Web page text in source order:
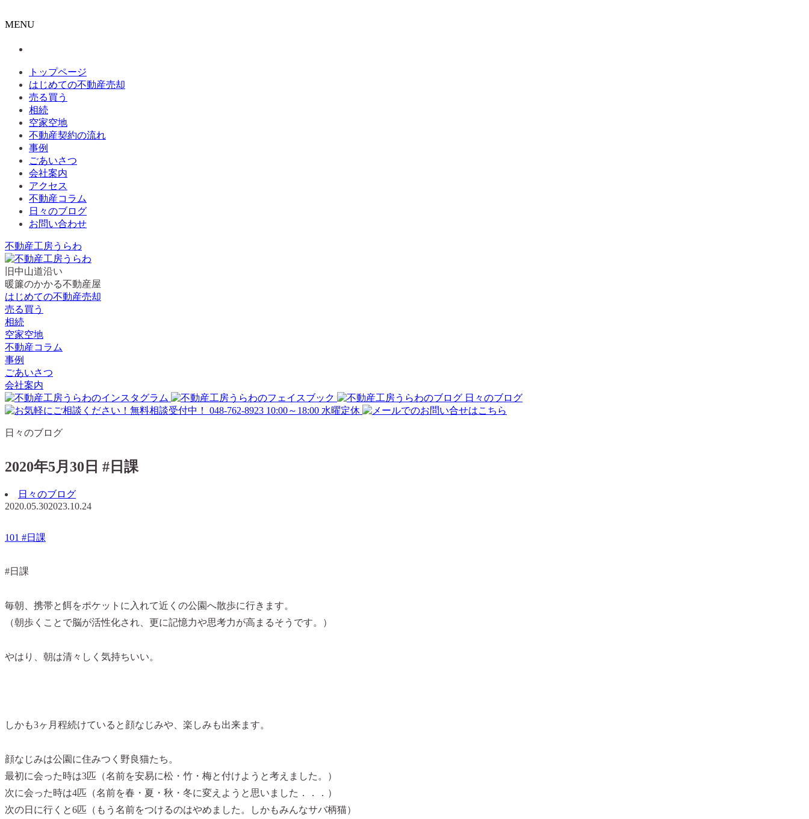
MENU
トップページ
はじめての不動産売却
売る買う
相続
空家空地
不動産契約の流れ
事例
ごあいさつ
会社案内
アクセス
不動産コラム
日々のブログ
お問い合わせ
不動産工房うらわ
旧中山道沿い
暖簾のかかる不動産屋
はじめての不動産売却
売る買う
相続
空家空地
不動産コラム
事例
ごあいさつ
会社案内
日々のブログ
2020年5月30日 #日課
日々のブログ
2020.05.302023.10.24
101 #日課
#日課
毎朝、携帯と餌をポケットに入れて近くの公園へ散歩に行きます。
（朝歩くことで脳が活性化され、更に記憶力や思考力が高まるそうです。）
やはり、朝は清々しく気持ちいい。
しかも3ヶ月程続けていると顔なじみや、楽しみも出来ます。
顔なじみは公園に住みつく野良猫たち。
最初に会った時は3匹（名前を安易に松・竹・梅と付けようと考えました。）
次に会った時は4匹（名前を春・夏・秋・冬に変えようと思いました．．．）
次の日に行くと6匹（もう名前をつけるのはやめました。しかもみんなサバ柄猫）